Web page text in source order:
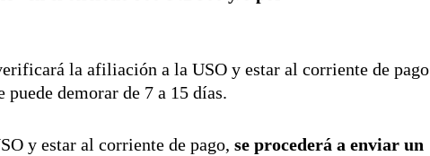
la afiliación a la USO y estar al corriente de pago
demorar de 7 a 15 días.
y estar al corriente de pago, se procederá a enviar un